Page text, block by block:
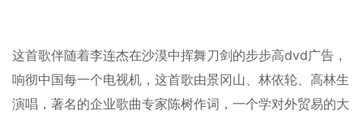
这首歌伴随着李连杰在沙漠中挥舞刀剑的步步高dvd广告，
响彻中国每一个电视机，这首歌由景冈山、林依轮、高林生
演唱，著名的企业歌曲专家陈树作词，一个学对外贸易的大